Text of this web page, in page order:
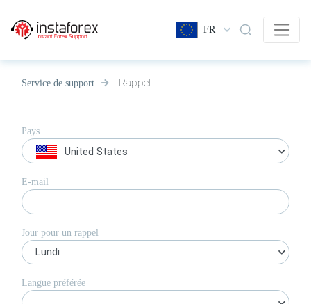
FR
Service de support Rappel
Pays
United States
E-mail
Jour pour un rappel
Lundi
Langue préférée